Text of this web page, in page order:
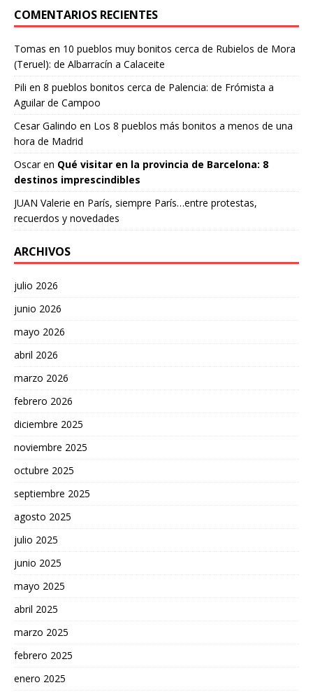
COMENTARIOS RECIENTES
Tomas en 10 pueblos muy bonitos cerca de Rubielos de Mora
(Teruel): de Albarracín a Calaceite
Pili en 8 pueblos bonitos cerca de Palencia: de Frómista a
Aguilar de Campoo
Cesar Galindo en Los 8 pueblos más bonitos a menos de una
hora de Madrid
Oscaren Qué visitar en la provincia de Barcelona: 8
destinos imprescindibles
JUAN Valerie en París, siempre París…entre protestas,
recuerdos y novedades
ARCHIVOS
julio 2026
junio 2026
mayo 2026
abril 2026
marzo 2026
febrero 2026
diciembre 2025
noviembre 2025
octubre 2025
septiembre 2025
agosto 2025
julio 2025
junio 2025
mayo 2025
abril 2025
marzo 2025
febrero 2025
enero 2025